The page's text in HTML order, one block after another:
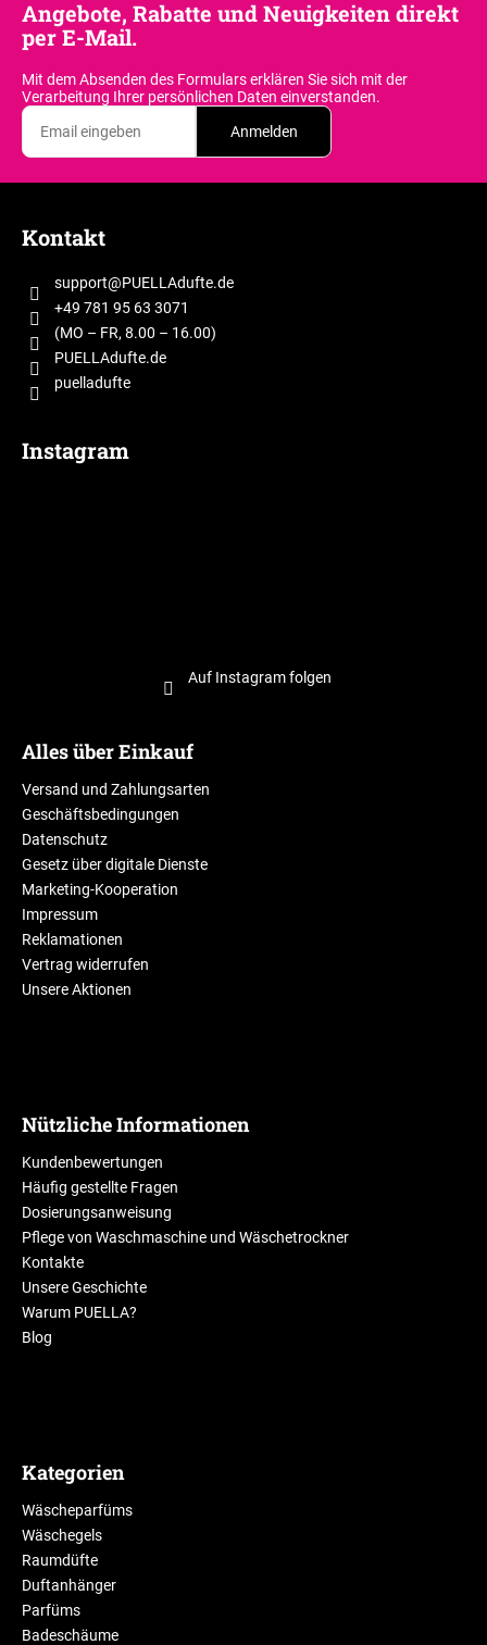
r
e
m
e
n
t
Angebote, Rabatte und Neuigkeiten direkt
per E-Mail.
Mit dem Absenden des Formulars erklären Sie sich mit der
Verarbeitung Ihrer persönlichen Daten einverstanden.
Anmelden
Kontakt
support@PUELLAdufte.de
+49 781 95 63 3071
(MO – FR, 8.00 – 16.00)
PUELLAdufte.de
puelladufte
Instagram
Auf Instagram folgen
Alles über Einkauf
Versand und Zahlungsarten
Geschäftsbedingungen
Datenschutz
Gesetz über digitale Dienste
Marketing-Kooperation
Impressum
Reklamationen
Vertrag widerrufen
Unsere Aktionen
Nützliche Informationen
Kundenbewertungen
Häufig gestellte Fragen
Dosierungsanweisung
Pflege von Waschmaschine und Wäschetrockner
Kontakte
Unsere Geschichte
Warum PUELLA?
Blog
Kategorien
Wäscheparfüms
Wäschegels
Raumdüfte
Duftanhänger
Parfüms
Badeschäume